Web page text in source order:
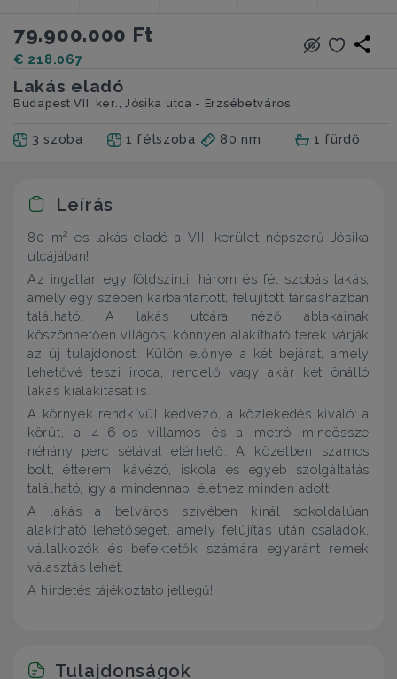
79.900.000 Ft
€ 218.067
Lakás eladó
Budapest VII. ker., Jósika utca - Erzsébetváros
3 szoba 1 félszoba 80 nm 1 fürdő
Leírás
80 m²-es lakás eladó a VII. kerület népszerű Jósika
utcájában!
Az ingatlan egy földszinti, három és fél szobás lakás,
amely egy szépen karbantartott, felújított társasházban
található. A lakás utcára néző ablakainak
köszönhetően világos, könnyen alakítható terek várják
az új tulajdonost. Külön előnye a két bejárat, amely
lehetővé teszi iroda, rendelő vagy akár két önálló
lakás kialakítását is.
A környék rendkívül kedvező, a közlekedés kiváló: a
körút, a 4–6-os villamos és a metró mindössze
néhány perc sétával elérhető. A közelben számos
bolt, étterem, kávézó, iskola és egyéb szolgáltatás
található, így a mindennapi élethez minden adott.
A lakás a belváros szívében kínál sokoldalúan
alakítható lehetőséget, amely felújítás után családok,
vállalkozók és befektetők számára egyaránt remek
választás lehet.
A hirdetés tájékoztató jellegű!
Tulajdonságok